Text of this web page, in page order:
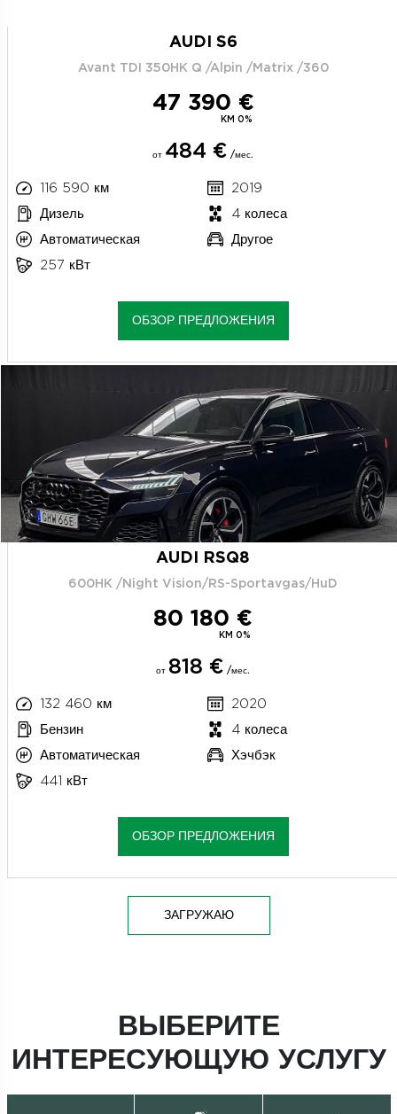
AUDI S6
Avant TDI 350HK Q /Alpin /Matrix /360
47 390 €
KM 0%
от 484 € /мес.
116 590 км
2019
Дизель
4 колеса
Автоматическая
Другое
257 кВт
ОБЗОР ПРЕДЛОЖЕНИЯ
AUDI RSQ8
600HK /Night Vision/RS-Sportavgas/HuD
80 180 €
KM 0%
от 818 € /мес.
132 460 км
2020
Бензин
4 колеса
Автоматическая
Хэчбэк
441 кВт
ОБЗОР ПРЕДЛОЖЕНИЯ
ЗАГРУЖАЮ
ВЫБЕРИТЕ
ИНТЕРЕСУЮЩУЮ УСЛУГУ